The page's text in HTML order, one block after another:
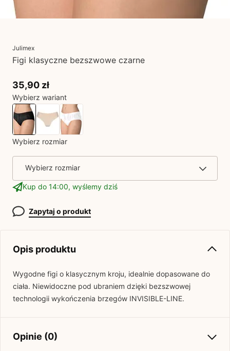
Julimex
Figi klasyczne bezszwowe czarne
35,90 zł
Wybierz wariant
Wybierz rozmiar
Wybierz rozmiar
Kup do 14:00, wyślemy dziś
Zapytaj o produkt
Opis produktu
Wygodne figi o klasycznym kroju, idealnie dopasowane do
ciała. Niewidoczne pod ubraniem dzięki bezszwowej
technologii wykończenia brzegów INVISIBLE-LINE.
Opinie (0)